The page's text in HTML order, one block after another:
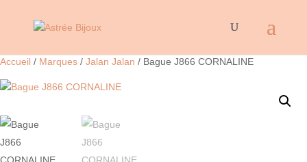
Accueil / Marques / Jalan Jalan / Bague J866 CORNALINE